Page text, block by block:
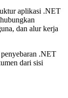
aplikasi .NET
dan alur kerja
.NET
dari sisi